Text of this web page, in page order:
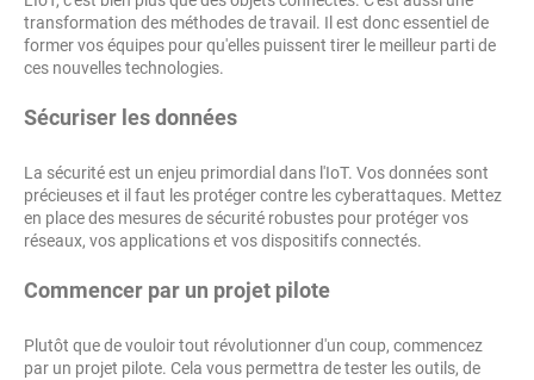
transformation des méthodes de travail. Il est donc essentiel de
former vos équipes pour qu'elles puissent tirer le meilleur parti de
ces nouvelles technologies.
Sécuriser les données
La sécurité est un enjeu primordial dans l'IoT. Vos données sont
précieuses et il faut les protéger contre les cyberattaques. Mettez
en place des mesures de sécurité robustes pour protéger vos
réseaux, vos applications et vos dispositifs connectés.
Commencer par un projet pilote
Plutôt que de vouloir tout révolutionner d'un coup, commencez
par un projet pilote. Cela vous permettra de tester les outils, de